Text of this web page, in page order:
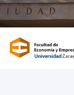
Saltar
al